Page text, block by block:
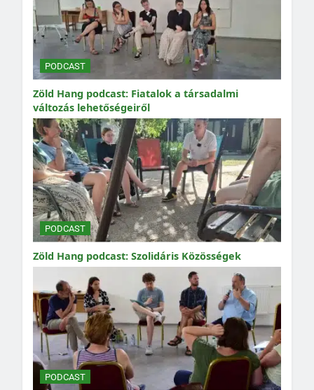
PODCAST
Zöld Hang podcast: Fiatalok a társadalmi
változás lehetőségeiről
PODCAST
Zöld Hang podcast: Szolidáris Közösségek
PODCAST